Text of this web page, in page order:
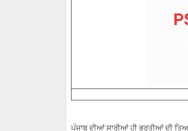
ਪੰਜਾਬ ਦੀਆਂ ਸਾਰੀਆਂ ਹੀ ਭਰਤੀਆਂ ਦੀ